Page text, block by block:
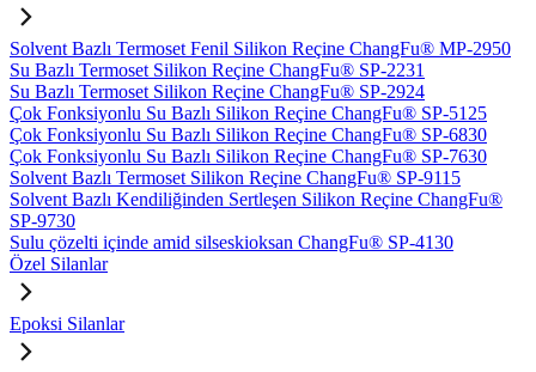
Solvent Bazlı Termoset Fenil Silikon Reçine ChangFu® MP-2950
Su Bazlı Termoset Silikon Reçine ChangFu® SP-2231
Su Bazlı Termoset Silikon Reçine ChangFu® SP-2924
Çok Fonksiyonlu Su Bazlı Silikon Reçine ChangFu® SP-5125
Çok Fonksiyonlu Su Bazlı Silikon Reçine ChangFu® SP-6830
Çok Fonksiyonlu Su Bazlı Silikon Reçine ChangFu® SP-7630
Solvent Bazlı Termoset Silikon Reçine ChangFu® SP-9115
Solvent Bazlı Kendiliğinden Sertleşen Silikon Reçine ChangFu®
SP-9730
Sulu çözelti içinde amid silseskioksan ChangFu® SP-4130
Özel Silanlar
Epoksi Silanlar